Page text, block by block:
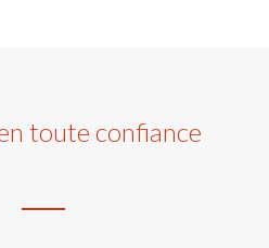
toute confiance